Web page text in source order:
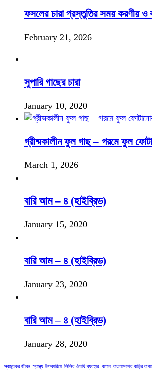
ফসলের চারা প্রস্তুতির সময় করণীয় ও
February 21, 2026
সুপারি গাছের চারা
January 10, 2020
গ্রীষ্মকালীন ফুল গাছ – গরমে ফুল
March 1, 2026
বারি আম – ৪ (হাইব্রিড)
January 15, 2020
বারি আম – ৪ (হাইব্রিড)
January 23, 2020
বারি আম – ৪ (হাইব্রিড)
January 28, 2020
স্বাস্থ্যকর জীবন স্বাস্থ্য উপকারিতা লিলির ঔষধি ব্যবহার বাগান বাংলাদেশের বাড়ির